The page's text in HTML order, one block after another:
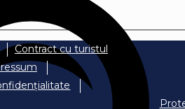
Contract cu turistul